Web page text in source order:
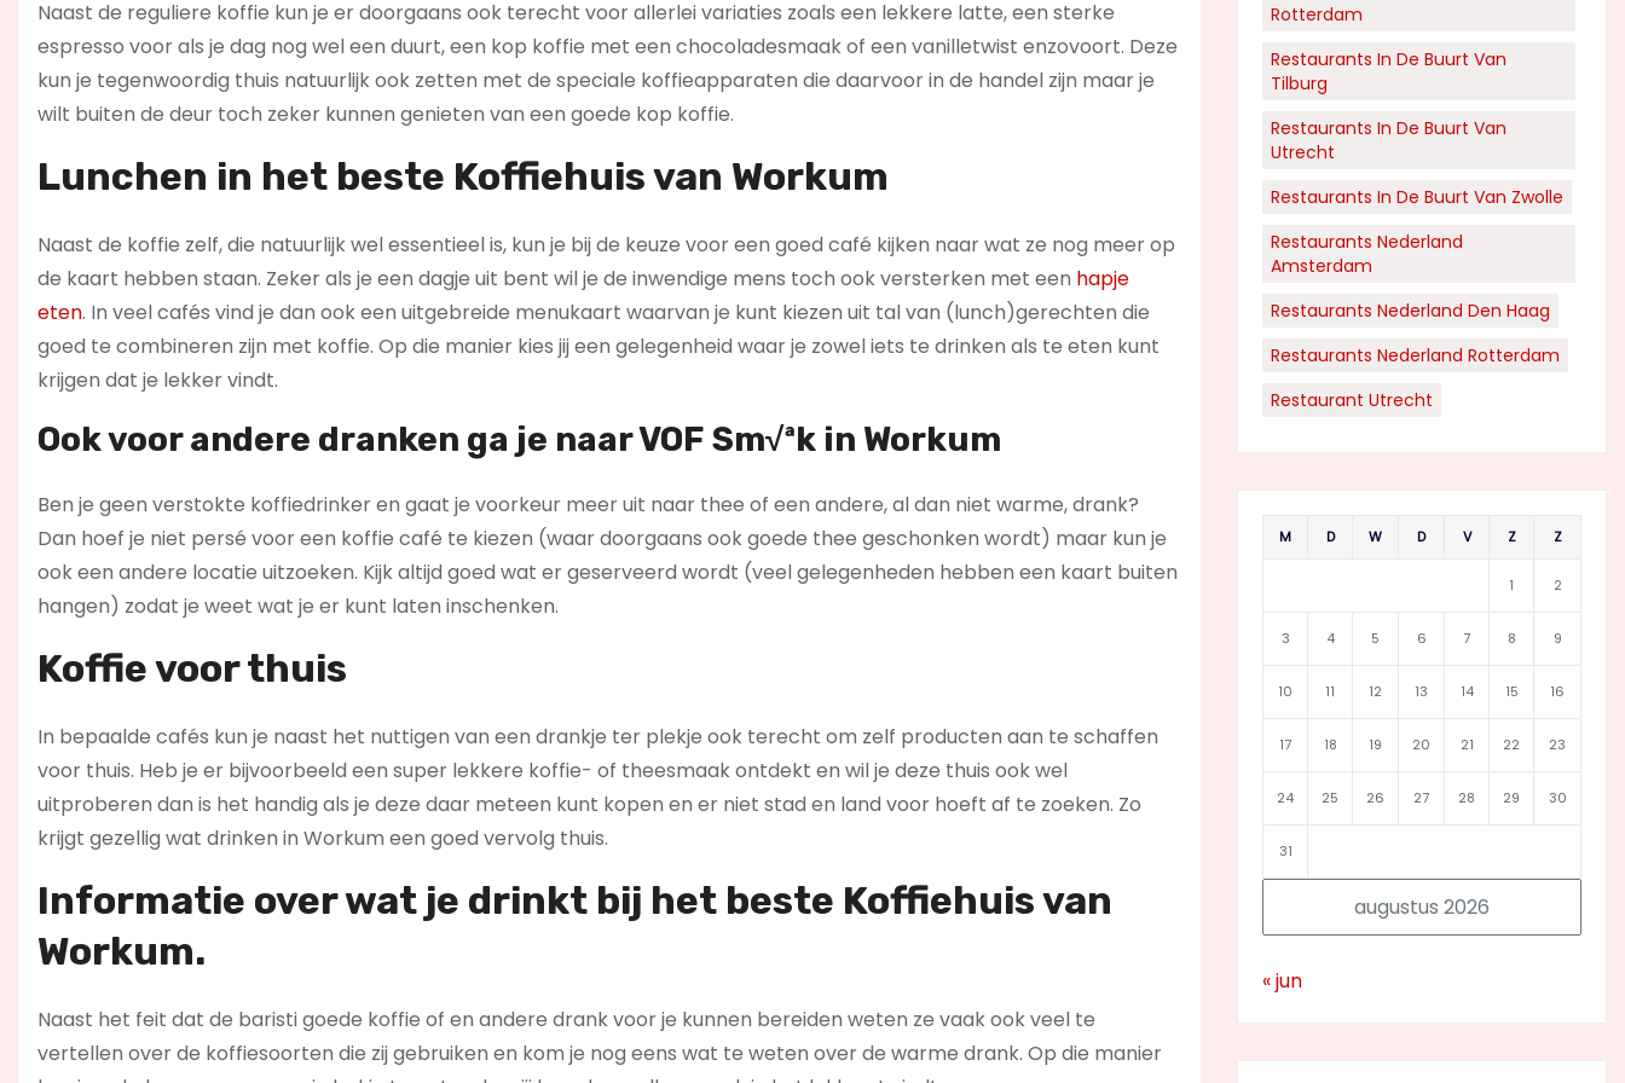
Naast de reguliere koffie kun je er doorgaans ook terecht voor allerlei variaties zoals een lekkere latte, een sterke
espresso voor als je dag nog wel een duurt, een kop koffie met een chocoladesmaak of een vanilletwist enzovoort. Deze
kun je tegenwoordig thuis natuurlijk ook zetten met de speciale koffieapparaten die daarvoor in de handel zijn maar je
wilt buiten de deur toch zeker kunnen genieten van een goede kop koffie.
Lunchen in het beste Koffiehuis van Workum
Naast de koffie zelf, die natuurlijk wel essentieel is, kun je bij de keuze voor een goed café kijken naar wat ze nog meer op
de kaart hebben staan. Zeker als je een dagje uit bent wil je de inwendige mens toch ook versterken met een hapje
eten. In veel cafés vind je dan ook een uitgebreide menukaart waarvan je kunt kiezen uit tal van (lunch)gerechten die
goed te combineren zijn met koffie. Op die manier kies jij een gelegenheid waar je zowel iets te drinken als te eten kunt
krijgen dat je lekker vindt.
Ook voor andere dranken ga je naar VOF Sm√ªk in Workum
Ben je geen verstokte koffiedrinker en gaat je voorkeur meer uit naar thee of een andere, al dan niet warme, drank?
Dan hoef je niet persé voor een koffie café te kiezen (waar doorgaans ook goede thee geschonken wordt) maar kun je
ook een andere locatie uitzoeken. Kijk altijd goed wat er geserveerd wordt (veel gelegenheden hebben een kaart buiten
hangen) zodat je weet wat je er kunt laten inschenken.
Koffie voor thuis
In bepaalde cafés kun je naast het nuttigen van een drankje ter plekje ook terecht om zelf producten aan te schaffen
voor thuis. Heb je er bijvoorbeeld een super lekkere koffie- of theesmaak ontdekt en wil je deze thuis ook wel
uitproberen dan is het handig als je deze daar meteen kunt kopen en er niet stad en land voor hoeft af te zoeken. Zo
krijgt gezellig wat drinken in Workum een goed vervolg thuis.
Informatie over wat je drinkt bij het beste Koffiehuis van
Workum.
Naast het feit dat de baristi goede koffie of en andere drank voor je kunnen bereiden weten ze vaak ook veel te
vertellen over de koffiesoorten die zij gebruiken en kom je nog eens wat te weten over de warme drank. Op die manier
Rotterdam
Restaurants In De Buurt Van
Tilburg
Restaurants In De Buurt Van
Utrecht
Restaurants In De Buurt Van Zwolle
Restaurants Nederland
Amsterdam
Restaurants Nederland Den Haag
Restaurants Nederland Rotterdam
Restaurant Utrecht
augustus 2026
M D W D V Z Z
1 2
3 4 5 6 7 8 9
10 11 12 13 14 15 16
17 18 19 20 21 22 23
24 25 26 27 28 29 30
31
« jun